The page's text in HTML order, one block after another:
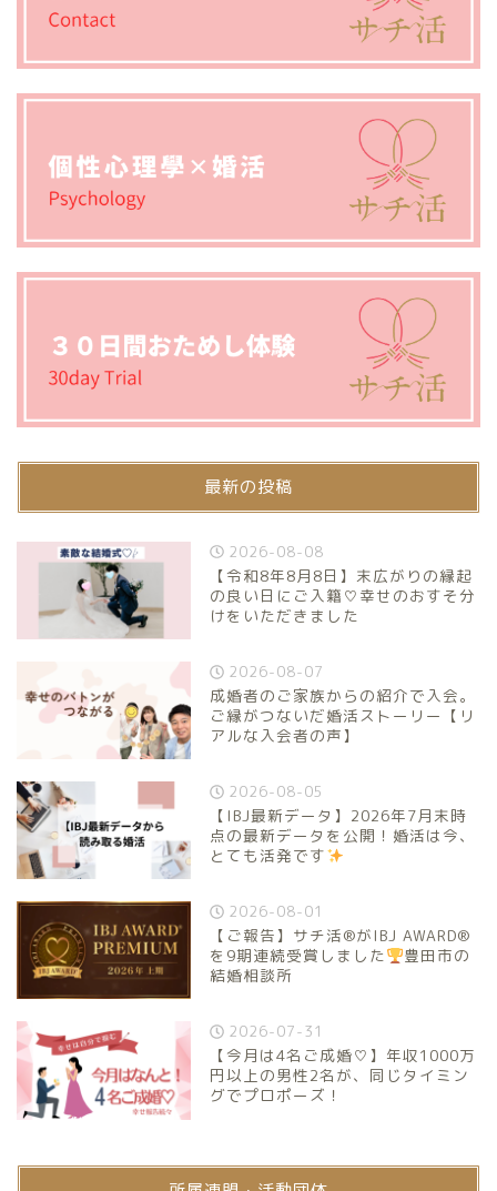
最新の投稿
2026-08-08
【令和8年8月8日】末広がりの縁起
の良い日にご入籍♡幸せのおすそ分
けをいただきました
2026-08-07
成婚者のご家族からの紹介で入会。
ご縁がつないだ婚活ストーリー【リ
アルな入会者の声】
2026-08-05
【IBJ最新データ】2026年7月末時
点の最新データを公開！婚活は今、
とても活発です
2026-08-01
【ご報告】サチ活®がIBJ AWARD®
を9期連続受賞しました
豊田市の
結婚相談所
2026-07-31
【今月は4名ご成婚♡】年収1000万
円以上の男性2名が、同じタイミン
グでプロポーズ！